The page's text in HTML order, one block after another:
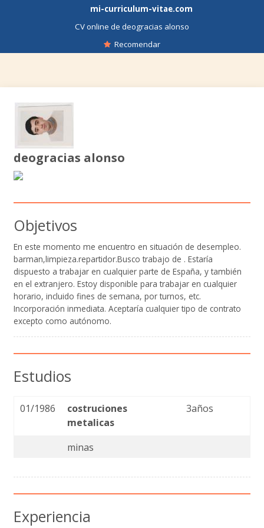
mi-curriculum-vitae.com
CV online de deogracias alonso
Recomendar
deogracias alonso
Objetivos
En este momento me encuentro en situación de desempleo.
barman,limpieza.repartidor.Busco trabajo de . Estaría
dispuesto a trabajar en cualquier parte de España, y también
en el extranjero. Estoy disponible para trabajar en cualquier
horario, incluido fines de semana, por turnos, etc.
Incorporación inmediata. Aceptaría cualquier tipo de contrato
excepto como autónomo.
Estudios
01/1986
costruciones
metalicas
3años
minas
Experiencia